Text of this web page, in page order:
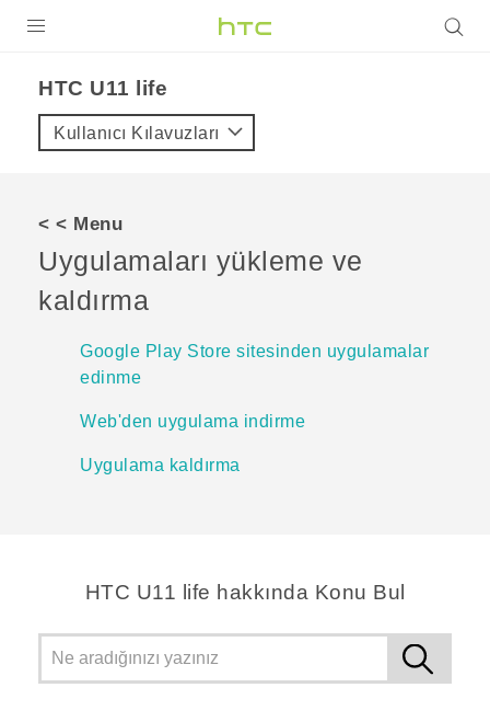
VIVE
VIVERSE
DESTEK
HTC U11 life‎
Kullanıcı Kılavuzları
< < Menu
Uygulamaları yükleme ve
kaldırma
Google Play Store sitesinden uygulamalar
edinme
Web'den uygulama indirme
Uygulama kaldırma
HTC U11 life hakkında Konu Bul